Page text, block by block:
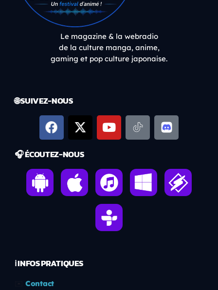
Le magazine & la webradio
de la culture manga, anime,
gaming et pop culture japonaise.
🌐 SUIVEZ-NOUS
🎧 ÉCOUTEZ-NOUS
ℹ️ INFOS PRATIQUES
Contact